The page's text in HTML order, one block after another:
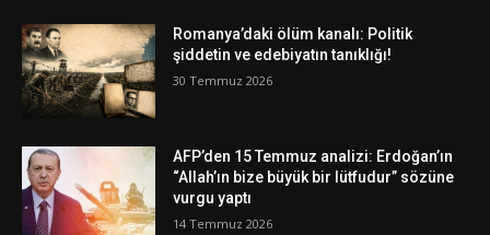
Romanya’daki ölüm kanalı: Politik
şiddetin ve edebiyatın tanıklığı!
30 Temmuz 2026
AFP’den 15 Temmuz analizi: Erdoğan’ın
“Allah’ın bize büyük bir lütfudur” sözüne
vurgu yaptı
14 Temmuz 2026